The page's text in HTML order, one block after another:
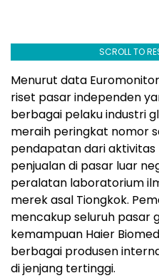
SCROLL TO
Menurut data
riset pasar independen
berbagai pelaku industri
meraih peringkat nomor
pendapatan dari
penjualan di pasar luar
peralatan laboratorium
merek asal Tiongkok.
mencakup seluruh pasar
kemampuan Haier
berbagai produsen
di jenjang tertinggi.